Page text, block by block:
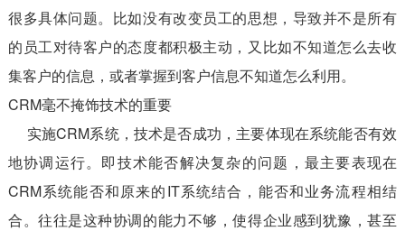
很多具体问题。比如没有改变员工的思想，导致并不是所有
的员工对待客户的态度都积极主动，又比如不知道怎么去收
集客户的信息，或者掌握到客户信息不知道怎么利用。
CRM毫不掩饰技术的重要
实施CRM系统，技术是否成功，主要体现在系统能否有效
地协调运行。即技术能否解决复杂的问题，最主要表现在
CRM系统能否和原来的IT系统结合，能否和业务流程相结
合。往往是这种协调的能力不够，使得企业感到犹豫，甚至